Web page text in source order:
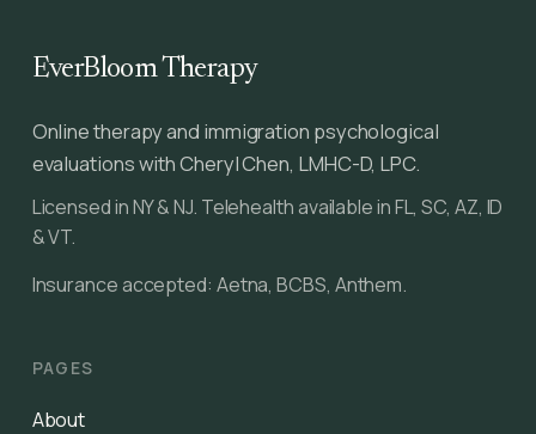
EverBloom Therapy
Online therapy and immigration psychological
evaluations with Cheryl Chen, LMHC-D, LPC.
Licensed in NY & NJ. Telehealth available in FL, SC, AZ, ID
& VT.
Insurance accepted: Aetna, BCBS, Anthem.
PAGES
About